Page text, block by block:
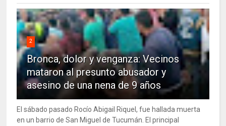
2
Bronca, dolor y venganza: Vecinos
mataron al presunto abusador y
asesino de una nena de 9 años
El sábado pasado Rocío Abigail Riquel, fue hallada muerta
en un barrio de San Miguel de Tucumán. El principal